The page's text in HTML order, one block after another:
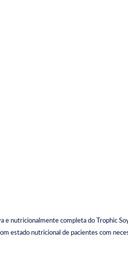
e nutricionalmente completa do Trophic
estado nutricional de pacientes com